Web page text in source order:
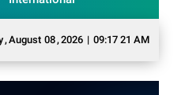
,August 08,2026 | 09:17 22 AM
Menjadi Eco Enzyme yang